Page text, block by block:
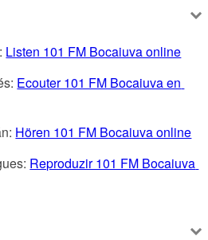
Listen 101 FM Bocaiuva online
Ecouter 101 FM Bocaiuva en
Hören 101 FM Bocaiuva online
Reproduzir 101 FM Bocaiuva